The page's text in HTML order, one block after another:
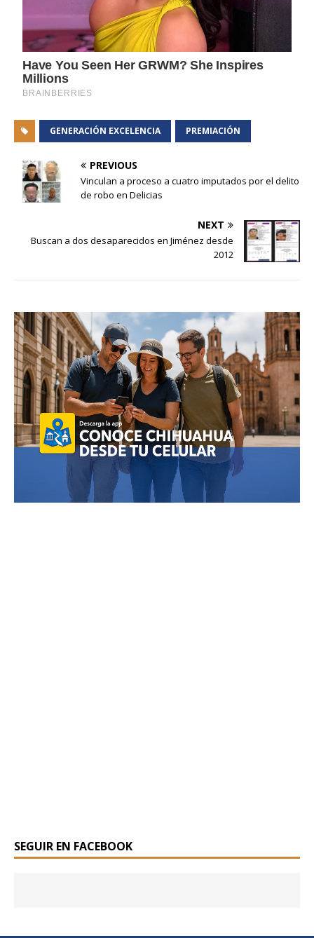
GENERACIÓN EXCELENCIA PREMIACIÓN
PREVIOUS
Vinculan a proceso a cuatro imputados por el delito
de robo en Delicias
NEXT
Buscan a dos desaparecidos en Jiménez desde
2012
SEGUIR EN FACEBOOK